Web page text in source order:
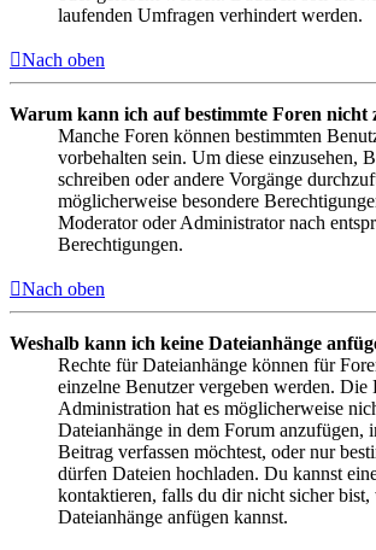
laufenden Umfragen verhindert werden.
Nach oben
Warum kann ich auf bestimmte Foren nicht
Manche Foren können bestimmten
vorbehalten sein. Um diese einzusehen,
schreiben oder andere Vorgänge
möglicherweise besondere
Moderator oder Administrator nach
Berechtigungen.
Nach oben
Weshalb kann ich keine Dateianhänge
Rechte für Dateianhänge können für
einzelne Benutzer vergeben werden. Die
Administration hat es möglicherweise
Dateianhänge in dem Forum anzufügen,
Beitrag verfassen möchtest, oder nur
dürfen Dateien hochladen. Du kannst
kontaktieren, falls du dir nicht sicher bist,
Dateianhänge anfügen kannst.